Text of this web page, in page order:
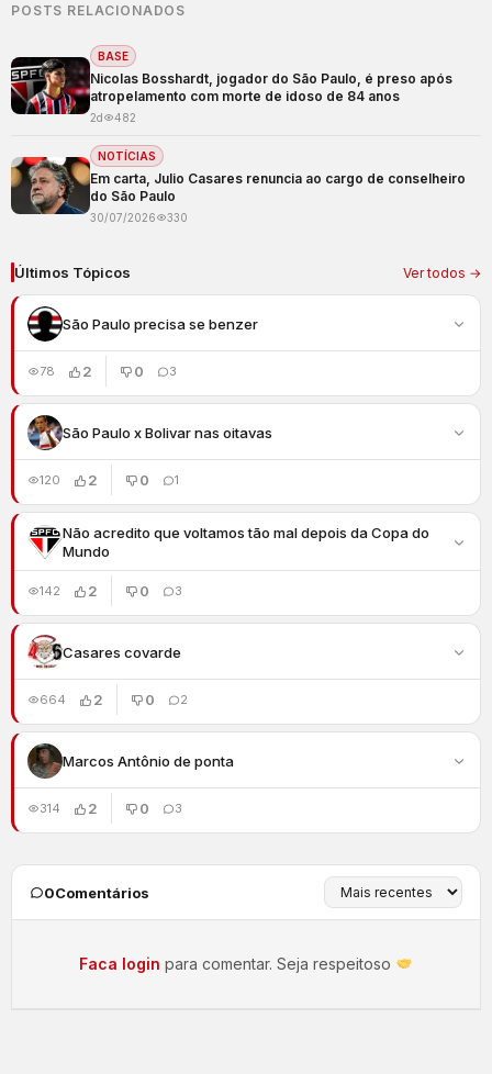
POSTS RELACIONADOS
BASE
Nicolas Bosshardt, jogador do São Paulo, é preso após
atropelamento com morte de idoso de 84 anos
2d 482
NOTÍCIAS
Em carta, Julio Casares renuncia ao cargo de conselheiro
do São Paulo
30/07/2026 330
Últimos Tópicos Ver todos →
São Paulo precisa se benzer
78 2 0 3
São Paulo x Bolivar nas oitavas
120 2 0 1
Não acredito que voltamos tão mal depois da Copa do
Mundo
142 2 0 3
Casares covarde
664 2 0 2
Marcos Antônio de ponta
314 2 0 3
0Comentários
Faca login para comentar. Seja respeitoso